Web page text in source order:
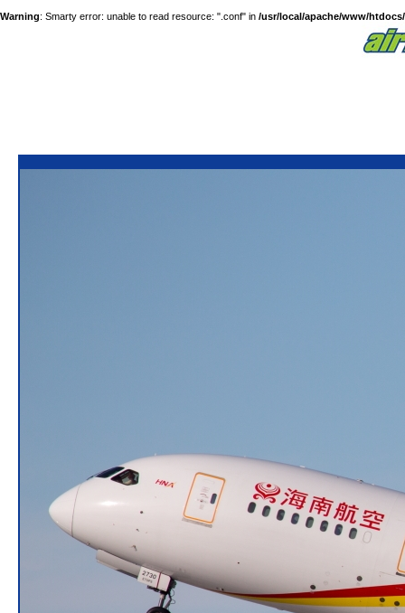
Warning: Smarty error: unable to read resource: ".conf" in /usr/local/apache/www/